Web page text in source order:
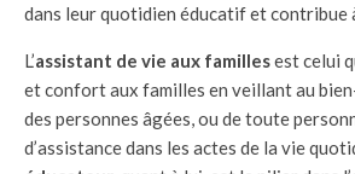
dans leur quotidien éducatif et contribue
L’assistant de vie aux famillesest celui
et confort aux familles en veillant au
des personnes âgées, ou de toute
d’assistance dans les actes de la vie